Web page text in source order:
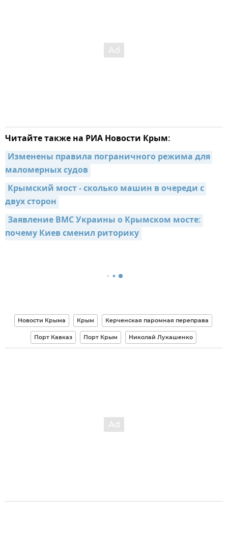
Читайте также на РИА Новости Крым:
Изменены правила пограничного режима для
маломерных судов
Крымский мост - сколько машин в очереди с
двух сторон
Заявление ВМС Украины о Крымском мосте:
почему Киев сменил риторику
Новости Крыма Крым Керченская паромная переправа
Порт Кавказ Порт Крым Николай Лукашенко